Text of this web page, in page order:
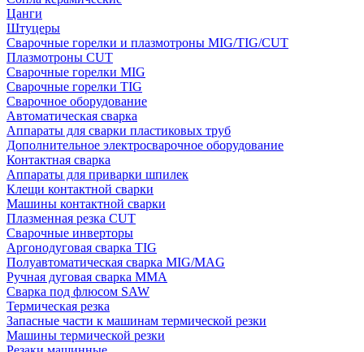
Цанги
Штуцеры
Сварочные горелки и плазмотроны MIG/TIG/CUT
Плазмотроны CUT
Сварочные горелки MIG
Сварочные горелки TIG
Сварочное оборудование
Автоматическая сварка
Аппараты для сварки пластиковых труб
Дополнительное электросварочное оборудование
Контактная сварка
Аппараты для приварки шпилек
Клещи контактной сварки
Машины контактной сварки
Плазменная резка CUT
Сварочные инверторы
Аргонодуговая сварка TIG
Полуавтоматическая сварка MIG/MAG
Ручная дуговая сварка MMA
Сварка под флюсом SAW
Термическая резка
Запасные части к машинам термической резки
Машины термической резки